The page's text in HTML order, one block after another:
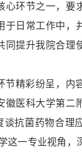
心环节之一，要
于日常工作中，
同提升我院合理
节精彩纷呈，内
徽医科大学第二
谈抗菌药物合理
这一专业视角，